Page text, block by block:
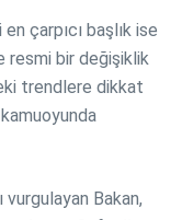
çarpıcı başlık ise
resmi bir değişiklik
trendlere dikkat
vurgulayan Bakan,